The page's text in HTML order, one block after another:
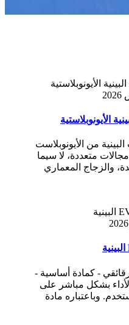
الأيونوبلاستية
من الأيونوبلاست
متعددة، لا سيما
والزجاج المعماري
- كمادة أساسية -
بشكل مباشر على
وباعتباره مادة